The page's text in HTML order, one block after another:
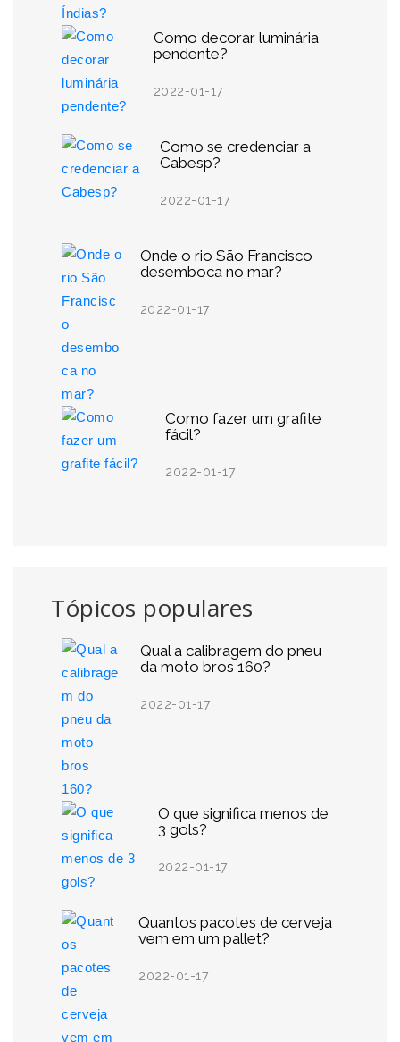
Como decorar luminária
pendente?
2022-01-17
Como se credenciar a
Cabesp?
2022-01-17
Onde o rio São Francisco
desemboca no mar?
2022-01-17
Como fazer um grafite
fácil?
2022-01-17
Tópicos populares
Qual a calibragem do pneu
da moto bros 160?
2022-01-17
O que significa menos de
3 gols?
2022-01-17
Quantos pacotes de cerveja
vem em um pallet?
2022-01-17